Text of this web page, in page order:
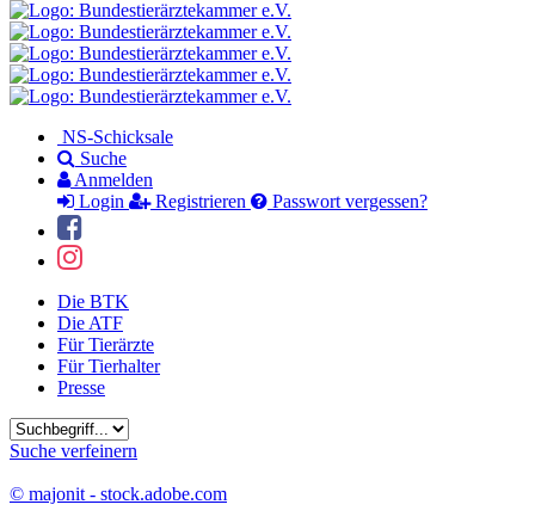
NS-Schicksale
Suche
Anmelden
Login
Registrieren Passwort vergessen?
Die BTK
Die ATF
Für Tierärzte
Für Tierhalter
Presse
Suchbegriff
Suche verfeinern
© majonit - stock.adobe.com